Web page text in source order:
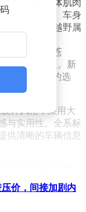
盖线条、立体肌肉
典军工基因。车身
线凸显硬派越野属
mm，轴距
采用“剑指苍
野气场十足。新
富了消费者的选
计风格，采用大
与实用性。全系标
供清晰的车辆信息
面升级为2.0T极
，系统综合功率
该车搭载51.9kWh
纯电续航里程为
价，间接加剧内